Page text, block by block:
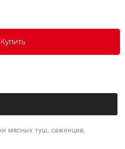
Купить
Купить
мясных туш, саженцев,